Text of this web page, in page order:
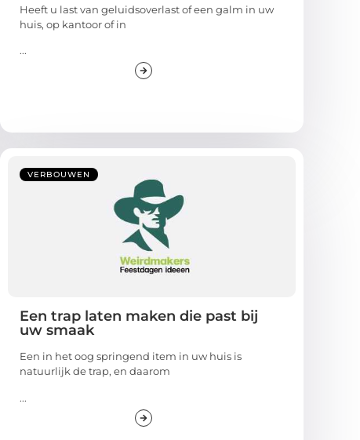
Heeft u last van geluidsoverlast of een galm in uw
huis, op kantoor of in
...
VERBOUWEN
Een trap laten maken die past bij
uw smaak
Een in het oog springend item in uw huis is
natuurlijk de trap, en daarom
...